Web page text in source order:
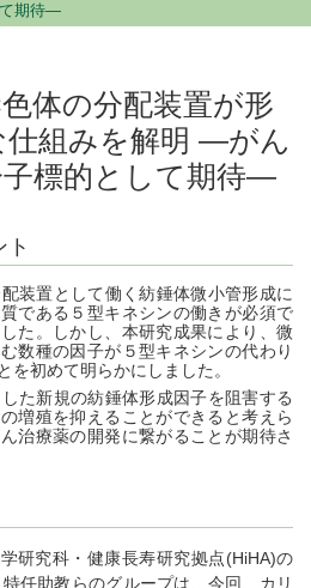
て期待―
色体の分配装置が形
仕組みを解明 ―がん
標的として期待―
装置として働く紡錘体微小管形成に
である５型キネシンの働きが必須で
た。しかし、本研究成果により、微
数種の因子が５型キネシンの代わり
を初めて明らかにしました。
た新規の紡錘体形成因子を阻害する
増殖を抑えることができると考えら
治療薬の開発に繋がることが期待さ
研究科・健康長寿研究拠点(HiHA)の
任助教らのグループは、今回、カリ